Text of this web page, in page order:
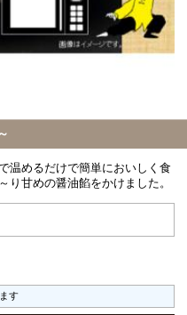
温めるだけで簡単においしく食
り甘めの醤油餡をかけました。
す